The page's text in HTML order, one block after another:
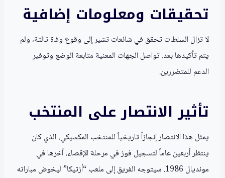
تحقيقات ومعلومات إضافية
لا تزال السلطات تحقق في شائعات تشير إلى وقوع وفاة ثالثة، ولم
يتم تأكيدها بعد. تواصل الجهات المعنية متابعة الوضع وتوفير
الدعم للمتضررين.
تأثير الانتصار على المنتخب
يمثل هذا الانتصار إنجازاً تاريخياً للمنتخب المكسيكي، الذي كان
ينتظر أربعين عاماً لتسجيل فوز في مرحلة الإقصاء، آخرها في
مونديال 1986. سيتوجه الفريق إلى ملعب “أزتيكا” ليخوض مباراته